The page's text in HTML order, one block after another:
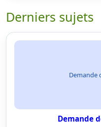
Derniers sujets
Demande
Demande